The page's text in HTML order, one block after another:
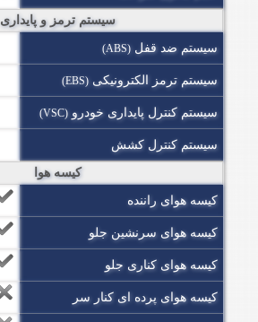
سیستم ترمز و پایداری
سیستم ضد قفل (ABS)
سیستم ترمز الکترونیکی (EBS)
سیستم کنترل پایداری خودرو (VSC)
سیستم کنترل کشش
کیسه هوا
کیسه هوای راننده
کیسه هوای سرنشین جلو
کیسه هوای کناری جلو
کیسه هوای پرده ای کنار سر